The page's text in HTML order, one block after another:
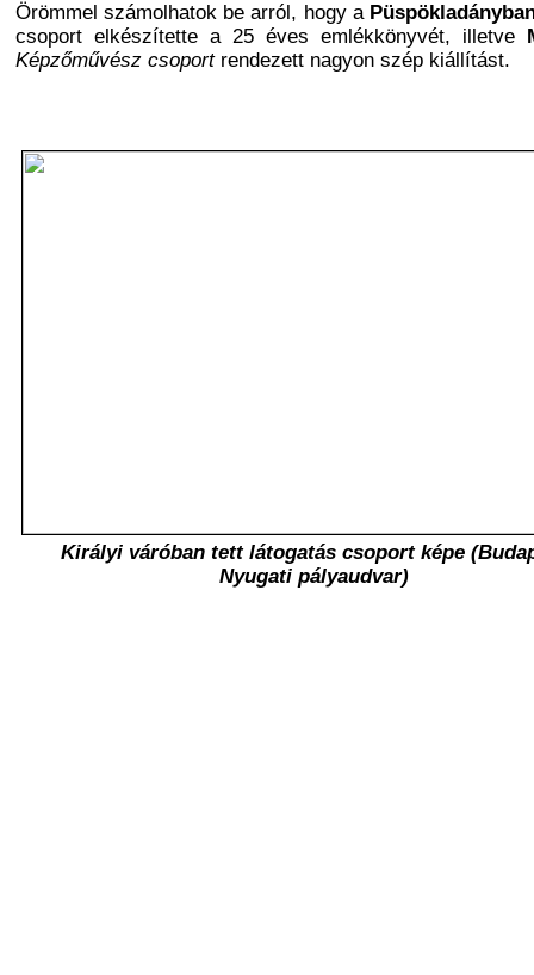
Örömmel számolhatok be arról, hogy a
csoport elkészítette a 25 éves emlékkönyvét, illetve
Képzőművész csoport rendezett nagyon szép kiállítást.
Királyi váróban tett látogatás csoport képe
Nyugati pályaudvar)